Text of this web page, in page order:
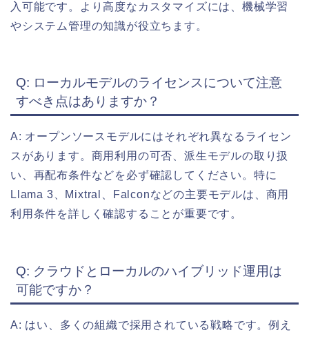
入可能です。より高度なカスタマイズには、機械学習
やシステム管理の知識が役立ちます。
Q: ローカルモデルのライセンスについて注意
すべき点はありますか？
A: オープンソースモデルにはそれぞれ異なるライセン
スがあります。商用利用の可否、派生モデルの取り扱
い、再配布条件などを必ず確認してください。特に
Llama 3、Mixtral、Falconなどの主要モデルは、商用
利用条件を詳しく確認することが重要です。
Q: クラウドとローカルのハイブリッド運用は
可能ですか？
A: はい、多くの組織で採用されている戦略です。例え